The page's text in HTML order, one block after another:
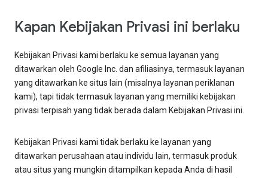
Kapan Kebijakan Privasi ini berlaku
Kebijakan Privasi kami berlaku ke semua layanan yang
ditawarkan oleh Google Inc. dan afiliasinya, termasuk layanan
yang ditawarkan ke situs lain (misalnya layanan periklanan
kami), tapi tidak termasuk layanan yang memiliki kebijakan
privasi terpisah yang tidak berada dalam Kebijakan Privasi ini.
Kebijakan Privasi kami tidak berlaku ke layanan yang
ditawarkan perusahaan atau individu lain, termasuk produk
atau situs yang mungkin ditampilkan kepada Anda di hasil